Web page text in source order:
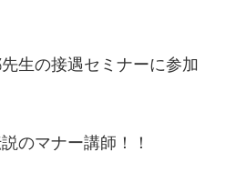
生の接遇セミナーに参加
のマナー講師！！